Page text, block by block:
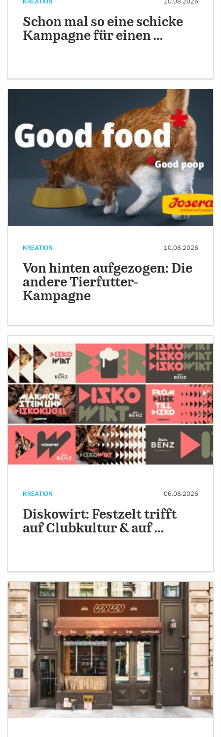
KREATION 10.08.2026
Schon mal so eine schicke
Kampagne für einen …
KREATION 10.08.2026
Von hinten aufgezogen: Die
andere Tierfutter-
Kampagne
KREATION 06.08.2026
Diskowirt: Festzelt trifft
auf Clubkultur & auf …